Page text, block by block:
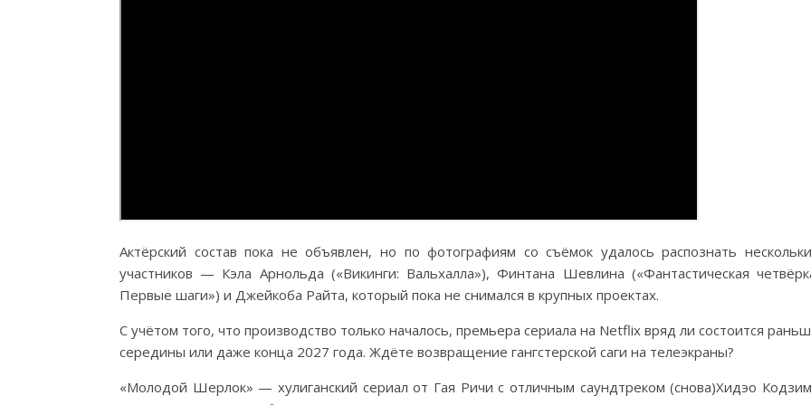
Актёрский состав пока не объявлен, но по фотографиям со съёмок удалось распознать
участников — Кэла Арнольда («Викинги: Вальхалла»), Финтана Шевлина («Фантастическая
Первые шаги») и Джейкоба Райта, который пока не снимался в крупных проектах.
С учётом того, что производство только началось, премьера сериала на Netflix вряд ли состоится
середины или даже конца 2027 года. Ждёте возвращение гангстерской саги на телеэкраны?
«Молодой Шерлок» — хулиганский сериал от Гая Ричи с отличным саундтреком (снова)Хидэо